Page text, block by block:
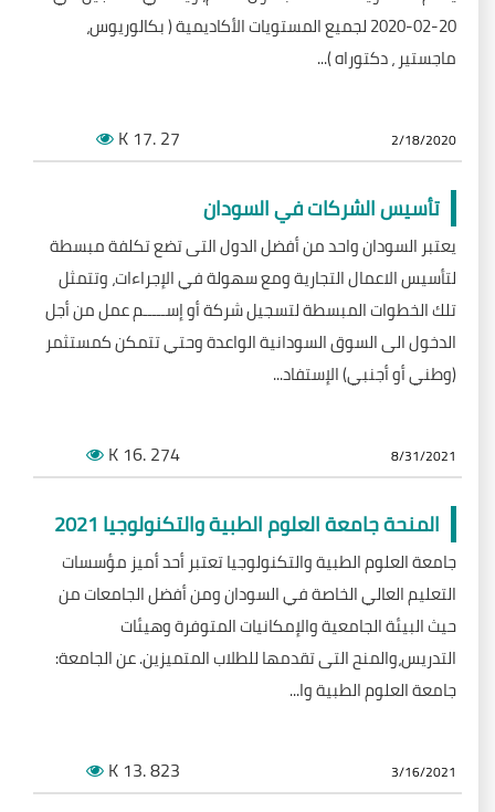
20-02-2020 لجميع المستويات الأكاديمية ( بكالوريوس،
ماجستير ، دكتوراه )...
2/18/2020
27
.17
تأسيس الشركات في السودان
يعتبر السودان واحد من أفضل الدول التى تضع تكلفة مبسطة
لتأسيس الاعمال التجارية ومع سهولة في الإجراءات، وتتمثل
تلك الخطوات المبسطة لتسجيل شركة أو إســـــم عمل من أجل
الدخول الى السوق السودانية الواعدة وحتي تتمكن كمستثمر
(وطني أو أجنبي) الإستفاد...
8/31/2021
274
.16
المنحة جامعة العلوم الطبية والتكنولوجيا 2021
جامعة العلوم الطبية والتكنولوجيا تعتبر أحد أميز مؤسسات
التعليم العالي الخاصة في السودان ومن أفضل الجامعات من
حيث البيئة الجامعية والإمكانيات المتوفرة وهيئات
التدريس،والمنح التى تقدمها للطلاب المتميزين. عن الجامعة:
جامعة العلوم الطبية وا...
3/16/2021
823
.13